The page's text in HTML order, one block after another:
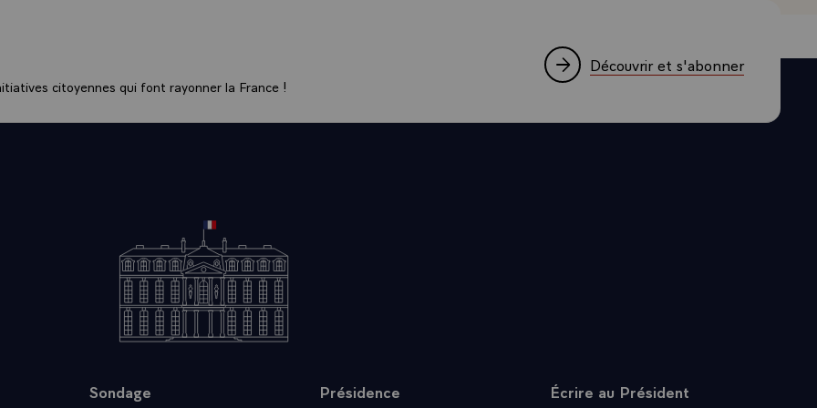
et du peuple de Paris.
Paris serre les dents et se prépare. Il s'organise et se mobilise. La
lance un "Appel aux barricades" qui enflamme le peuple de Paris. Le
la mobilisation générale et le début de l'insurrection. Le 22 août, le
s'engage partout.
de Paris, c'est aussi le résultat d'une volonté politique.
de GAULLE, qui a délégué Jacques CHABAN-DELMAS, ce grand
des forces insurgées, il faut que la capitale de la France, symbole de
sa ténacité habituelle, le chef de la France libre obtient des alliés que la
citoyennes qui font rayonner la France !
Découvrir et s'abonner
Sondage Présidence Écrire au Président